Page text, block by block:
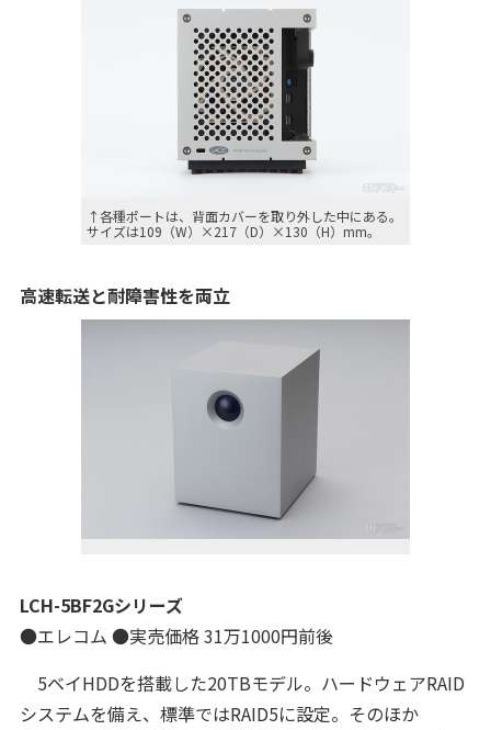
↑各種ポートは、背面カバーを取り外した中にある。
サイズは109（W）×217（D）×130（H）mm。
高速転送と耐障害性を両立
LCH-5BF2Gシリーズ
●エレコム ●実売価格 31万1000円前後
5ベイHDDを搭載した20TBモデル。ハードウェアRAID
システムを備え、標準ではRAID5に設定。そのほか